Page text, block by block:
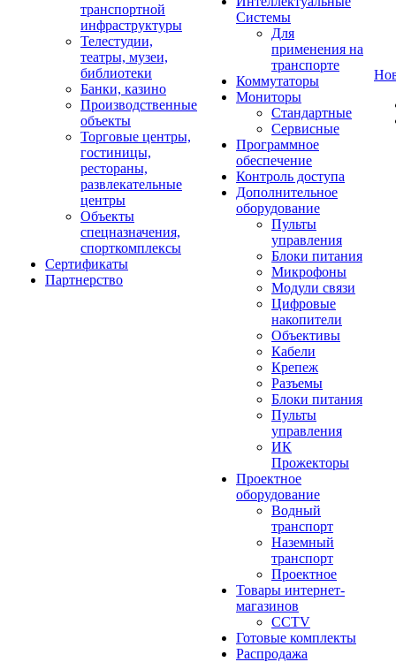
транспортной
инфраструктуры
Телестудии,
театры, музеи,
библиотеки
Банки, казино
Производственные
объекты
Торговые центры,
гостиницы,
рестораны,
развлекательные
центры
Объекты
спецназначения,
спорткомплексы
Сертификаты
Партнерство
Системы
Для
применения на
транспорте
Коммутаторы
Мониторы
Стандартные
Сервисные
Программное
обеспечение
Контроль доступа
Дополнительное
оборудование
Пульты
управления
Блоки питания
Микрофоны
Модули связи
Цифровые
накопители
Объективы
Кабели
Крепеж
Разъемы
Блоки питания
Пульты
управления
ИК
Прожекторы
Проектное
оборудование
Водный
транспорт
Наземный
транспорт
Проектное
Товары интернет-
магазинов
CCTV
Готовые комплекты
Распродажа